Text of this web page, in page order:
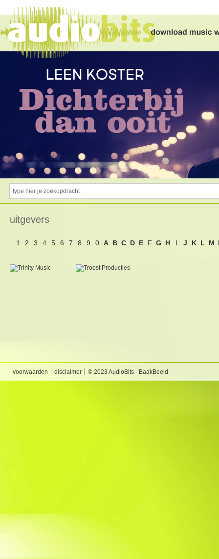
uitgevers
1 2 3 4 5 6 7 8 9 0 A B C D E F G H I J K L M
voorwaarden disclaimer © 2023 AudioBits - BaakBeeld